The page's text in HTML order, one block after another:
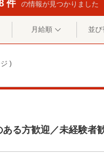
件 の情報が見つかりました
月給順 並び
)
る方歓迎／未経験者